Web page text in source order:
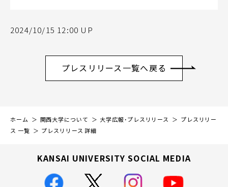
2024/10/15 12:00 UP
プレスリリース一覧へ戻る
ホーム 関西大学について 大学広報・プレスリリース
プレスリリー
ス 一覧
プレスリリース 詳細
KANSAI UNIVERSITY SOCIAL MEDIA